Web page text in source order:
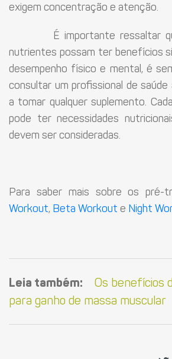
exigem concentração e atenção.
É importante ressaltar
nutrientes possam ter benefícios
desempenho físico e mental, é
consultar um profissional de
a tomar qualquer suplemento.
pode ter necessidades
devem ser consideradas.
Para saber mais sobre os pré-
Workout, Beta Workout e Night
Leia também:
Os benefícios
para ganho de massa muscular